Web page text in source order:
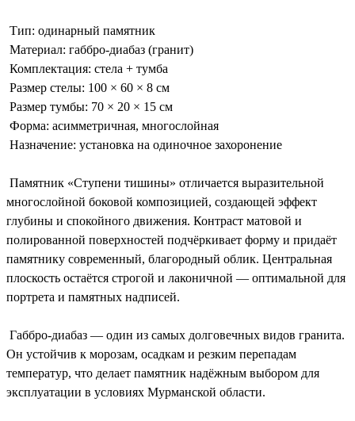
Тип: одинарный памятник
Материал: габбро-диабаз (гранит)
Комплектация: стела + тумба
Размер стелы: 100 × 60 × 8 см
Размер тумбы: 70 × 20 × 15 см
Форма: асимметричная, многослойная
Назначение: установка на одиночное захоронение
Памятник «Ступени тишины» отличается выразительной
многослойной боковой композицией, создающей эффект
глубины и спокойного движения. Контраст матовой и
полированной поверхностей подчёркивает форму и придаёт
памятнику современный, благородный облик. Центральная
плоскость остаётся строгой и лаконичной — оптимальной для
портрета и памятных надписей.
Габбро-диабаз — один из самых долговечных видов гранита.
Он устойчив к морозам, осадкам и резким перепадам
температур, что делает памятник надёжным выбором для
эксплуатации в условиях Мурманской области.